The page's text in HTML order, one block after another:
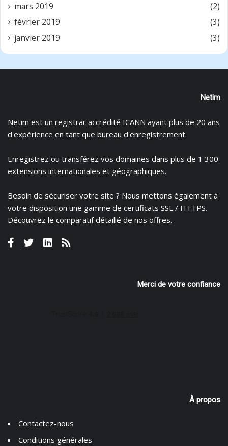
mars 2019
(2)
février 2019
(3)
janvier 2019
(3)
Netim
Netim est un registrar accrédité ICANN ayant plus de 20 ans
d'expérience en tant que bureau d'enregistrement.
Enregistrez ou transférez vos domaines dans plus de 1 300
extensions internationales et géographiques.
Besoin de sécuriser votre site ? Nous mettons également à
votre disposition une gamme de certificats SSL / HTTPS.
Découvrez le comparatif détaillé de nos offres.
Merci de votre confiance
À propos
Contactez-nous
Conditions générales